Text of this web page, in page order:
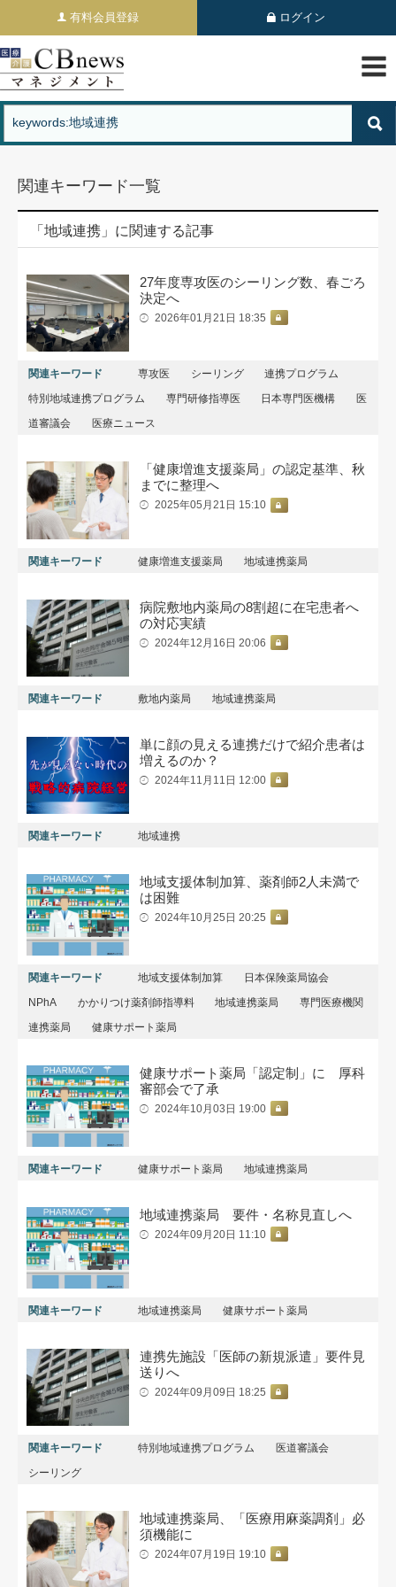
有料会員登録 ログイン
関連キーワード一覧
「地域連携」に関連する記事
27年度専攻医のシーリング数、春ごろ
決定へ
2026年01月21日 18:35
関連キーワード 専攻医 シーリング
連携プログラム
特別地域連携プログラム
専門研修指導医 日本専門医機構
医
道審議会
医療ニュース
「健康増進支援薬局」の認定基準、秋
までに整理へ
2025年05月21日 15:10
関連キーワード 健康増進支援薬局 地域連携薬局
病院敷地内薬局の8割超に在宅患者へ
の対応実績
2024年12月16日 20:06
関連キーワード 敷地内薬局 地域連携薬局
単に顔の見える連携だけで紹介患者は
増えるのか？
2024年11月11日 12:00
関連キーワード 地域連携
地域支援体制加算、薬剤師2人未満で
は困難
2024年10月25日 20:25
関連キーワード 地域支援体制加算
日本保険薬局協会
NPhA
かかりつけ薬剤師指導料 地域連携薬局
専門医療機関
連携薬局
健康サポート薬局
健康サポート薬局「認定制」に 厚科
審部会で了承
2024年10月03日 19:00
関連キーワード 健康サポート薬局 地域連携薬局
地域連携薬局 要件・名称見直しへ
2024年09月20日 11:10
関連キーワード 地域連携薬局 健康サポート薬局
連携先施設「医師の新規派遣」要件見
送りへ
2024年09月09日 18:25
関連キーワード 特別地域連携プログラム
医道審議会
シーリング
地域連携薬局、「医療用麻薬調剤」必
須機能に
2024年07月19日 19:10